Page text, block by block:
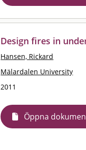
Design fires in
Hansen, Rickard
Mälardalen University
2011
Öppna